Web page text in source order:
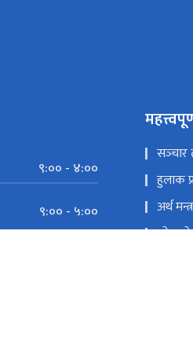
९:०० - ४:००
९:०० - ५:००
सञ्‍चार
हुलाक
अर्थ
लोक